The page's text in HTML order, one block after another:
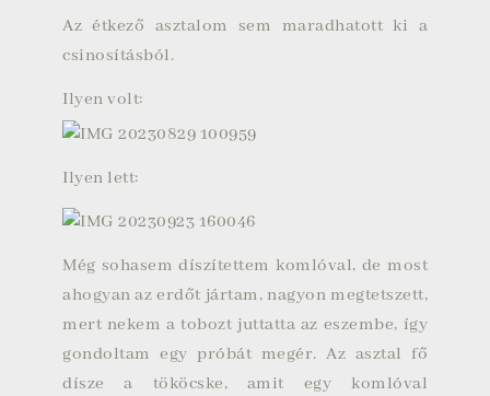
Az étkező asztalom sem maradhatott ki a
csinosításból.
Ilyen volt:
Ilyen lett:
Még sohasem díszítettem komlóval, de most
ahogyan az erdőt jártam, nagyon megtetszett,
mert nekem a tobozt juttatta az eszembe, így
gondoltam egy próbát megér. Az asztal fő
dísze a tököcske, amit egy komlóval